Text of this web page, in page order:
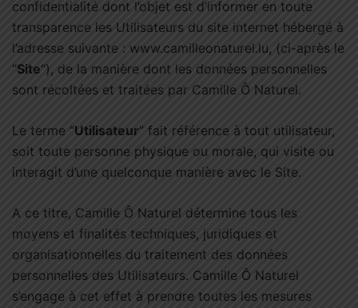
confidentialité dont l’objet est d’informer en toute
transparence les Utilisateurs du site internet hébergé à
l’adresse suivante : www.camilleonaturel.lu, (ci-après le
“Site“), de la manière dont les données personnelles
sont récoltées et traitées par Camille Ô Naturel.
Le terme “Utilisateur” fait référence à tout utilisateur,
soit toute personne physique ou morale, qui visite ou
interagit d’une quelconque manière avec le Site.
A ce titre, Camille Ô Naturel détermine tous les
moyens et finalités techniques, juridiques et
organisationnelles du traitement des données
personnelles des Utilisateurs. Camille Ô Naturel
s’engage à cet effet à prendre toutes les mesures